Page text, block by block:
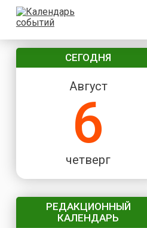
СЕГОДНЯ
Август
6
четверг
РЕДАКЦИОННЫЙ
КАЛЕНДАРЬ